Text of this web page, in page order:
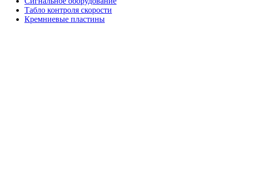
Табло контроля скорости
Кремниевые пластины